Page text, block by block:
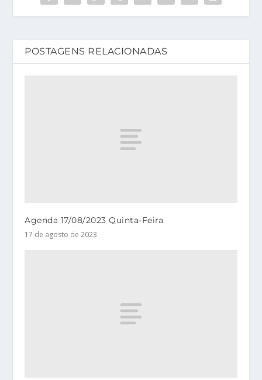
POSTAGENS RELACIONADAS
Agenda 17/08/2023 Quinta-Feira
17 de agosto de 2023